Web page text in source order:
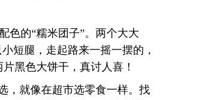
色的“糯米团子”。两个大大
短腿，走起路来一摇一摆的，
黑色大饼干，真讨人喜！
，就像在超市选零食一样。找